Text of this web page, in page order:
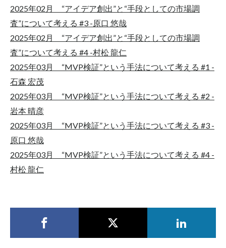
2025年02月 “アイデア創出”と“手段としての市場調
査”について考える #3 -原口 悠哉
2025年02月 “アイデア創出”と“手段としての市場調
査”について考える #4 -村松 龍仁
2025年03月 “MVP検証”という手法について考える #1 -
石森 宏茂
2025年03月 “MVP検証”という手法について考える #2 -
岩本 晴彦
2025年03月 “MVP検証”という手法について考える #3 -
原口 悠哉
2025年03月 “MVP検証”という手法について考える #4 -
村松 龍仁